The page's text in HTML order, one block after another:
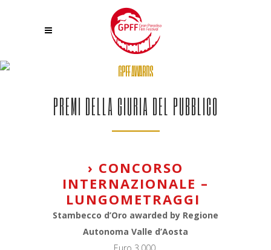
GPFF AWARDS
PREMI DELLA GIURIA DEL PUBBLICO
› CONCORSO
INTERNAZIONALE –
LUNGOMETRAGGI
Stambecco d’Oro awarded by Regione
Autonoma Valle d’Aosta